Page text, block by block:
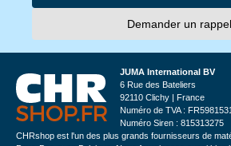
Demander un rappel
JUMA International BV
6 Rue des Bateliers
92110 Clichy | France
Numéro de TVA :
Numéro Siren : 815313275
CHRshop est l'un des plus grands fournisseurs de